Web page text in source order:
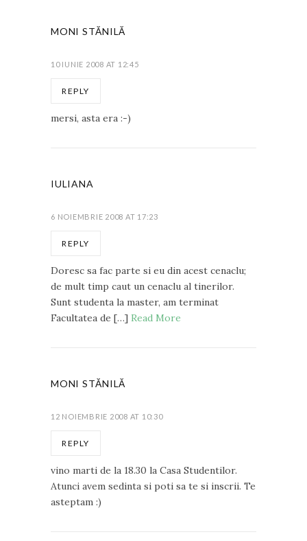
MONI STĂNILĂ
10 IUNIE 2008 AT 12:45
REPLY
mersi, asta era :-)
IULIANA
6 NOIEMBRIE 2008 AT 17:23
REPLY
Doresc sa fac parte si eu din acest cenaclu;
de mult timp caut un cenaclu al tinerilor.
Sunt studenta la master, am terminat
Facultatea de […] Read More
MONI STĂNILĂ
12 NOIEMBRIE 2008 AT 10:30
REPLY
vino marti de la 18.30 la Casa Studentilor.
Atunci avem sedinta si poti sa te si inscrii. Te
asteptam :)